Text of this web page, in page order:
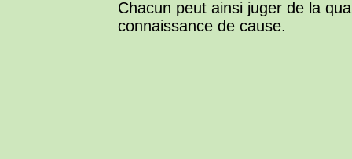
Chacun peut ainsi juger de la
connaissance de cause.